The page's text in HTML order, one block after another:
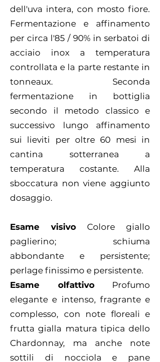
dell'uva intera, con mosto fiore.
Fermentazione e affinamento
per circa l'85 / 90% in serbatoi di
acciaio inox a temperatura
controllata e la parte restante in
tonneaux. Seconda
fermentazione in bottiglia
secondo il metodo classico e
successivo lungo affinamento
sui lieviti per oltre 60 mesi in
cantina sotterranea a
temperatura costante. Alla
sboccatura non viene aggiunto
dosaggio.
Esame visivo Colore giallo
paglierino; schiuma
abbondante e persistente;
perlage finissimo e persistente.
Esame olfattivoProfumo
elegante e intenso, fragrante e
complesso, con note floreali e
frutta gialla matura tipica dello
Chardonnay, ma anche note
sottili di nocciola e pane